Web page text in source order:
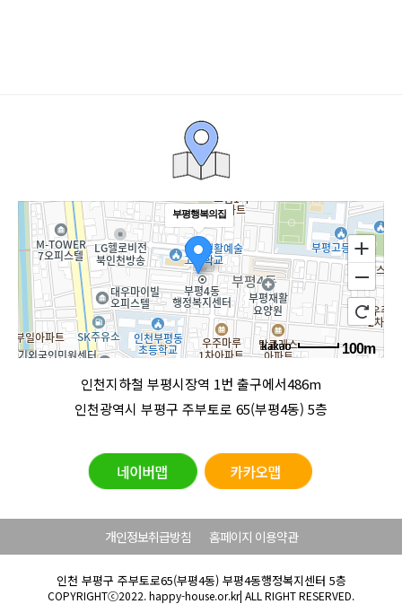
부평행복의집
100m
인천지하철 부평시장역 1번 출구에서486m
인천광역시 부평구 주부토로 65(부평4동) 5층
개인정보취급방침 홈페이지 이용약관
인천 부평구 주부토로65(부평4동) 부평4동행정복지센터 5층
COPYRIGHTⓒ2022. happy-house.or.kr| ALL RIGHT RESERVED.